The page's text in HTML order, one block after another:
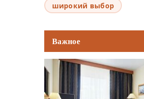
широкий выбор
Важное